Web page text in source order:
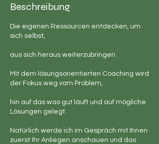
Beschreibung
Die eigenen Ressourcen entdecken, um
sich selbst,
aus sich heraus weiterzubringen.
Mit dem lösungsorientierten Coaching wird
der Fokus weg vom Problem,
hin auf das was gut läuft und auf mögliche
Lösungen gelegt.
Natürlich werde ich im Gespräch mit Ihnen
zuerst Ihr Anliegen anschauen und das